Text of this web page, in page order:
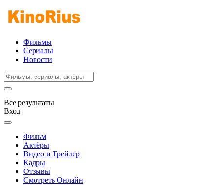
Фильмы
Сериалы
Новости
Все результаты
Вход
Фильм
Актёры
Видео и Трейлер
Кадры
Отзывы
Смотреть Онлайн